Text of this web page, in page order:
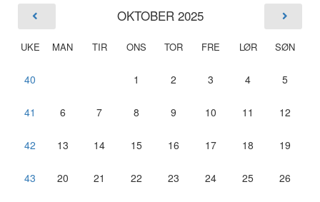
OKTOBER 2025
UKE MAN TIR ONS TOR FRE LØR SØN
40 1 2 3 4 5
41 6 7 8 9 10 11 12
42 13 14 15 16 17 18 19
43 20 21 22 23 24 25 26